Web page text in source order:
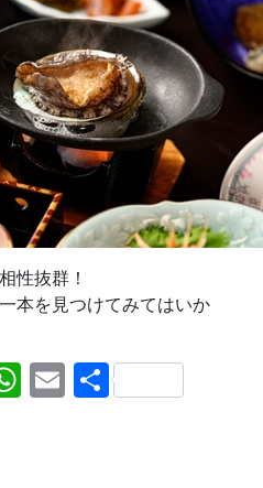
性抜群！
本を見つけてみてはいか
WhatsApp
Email
共